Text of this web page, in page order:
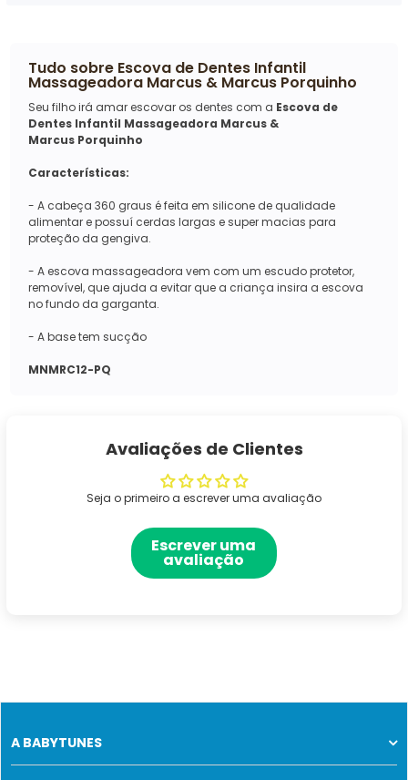
Tudo sobre Escova de Dentes Infantil
Massageadora Marcus & Marcus Porquinho
Seu filho irá amar escovar os dentes com a Escova de
Dentes Infantil Massageadora Marcus &
Marcus Porquinho
Características:
- A cabeça 360 graus é feita em silicone de qualidade
alimentar e possuí cerdas largas e super macias para
proteção da gengiva.
- A escova massageadora vem com um escudo protetor,
removível, que ajuda a evitar que a criança insira a escova
no fundo da garganta.
- A base tem sucção
MNMRC12-PQ
Avaliações de Clientes
Seja o primeiro a escrever uma avaliação
Escrever uma
avaliação
A BABYTUNES